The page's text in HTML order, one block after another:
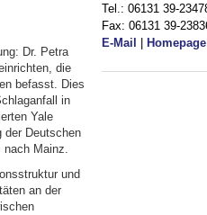
Dr. Petra
die
befasst. Dies
in
Yale
der Deutschen
nach Mainz.
und
an der
Tel.: 06131 39-
Fax: 06131 39-
E-Mail | Homepage